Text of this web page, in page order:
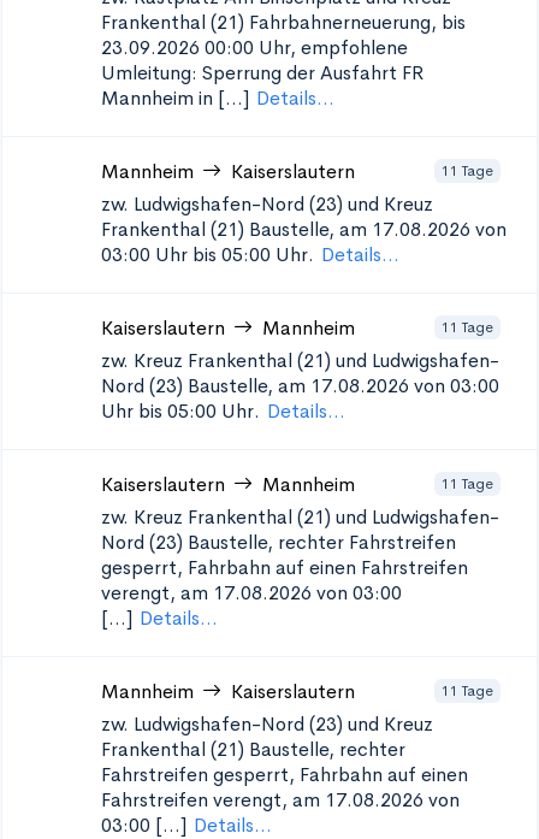
Frankenthal (21) Fahrbahnerneuerung, bis
23.09.2026 00:00 Uhr, empfohlene
Umleitung: Sperrung der Ausfahrt FR
Mannheim in [...] Details...
Mannheim Kaiserslautern 11 Tage
zw. Ludwigshafen-Nord (23) und Kreuz
Frankenthal (21) Baustelle, am 17.08.2026 von
03:00 Uhr bis 05:00 Uhr. Details...
Kaiserslautern Mannheim 11 Tage
zw. Kreuz Frankenthal (21) und Ludwigshafen-
Nord (23) Baustelle, am 17.08.2026 von 03:00
Uhr bis 05:00 Uhr. Details...
Kaiserslautern Mannheim 11 Tage
zw. Kreuz Frankenthal (21) und Ludwigshafen-
Nord (23) Baustelle, rechter Fahrstreifen
gesperrt, Fahrbahn auf einen Fahrstreifen
verengt, am 17.08.2026 von 03:00
[...] Details...
Mannheim Kaiserslautern 11 Tage
zw. Ludwigshafen-Nord (23) und Kreuz
Frankenthal (21) Baustelle, rechter
Fahrstreifen gesperrt, Fahrbahn auf einen
Fahrstreifen verengt, am 17.08.2026 von
03:00 [...] Details...